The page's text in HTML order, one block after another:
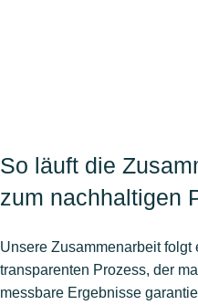
So läuft die
zum nachhaltigen
Unsere Zusammenarbeit folgt
transparenten Prozess, der
messbare Ergebnisse